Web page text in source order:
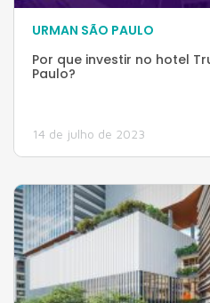
URMAN SÃO PAULO
Por que investir no hotel
Paulo?
14 de julho de 2023